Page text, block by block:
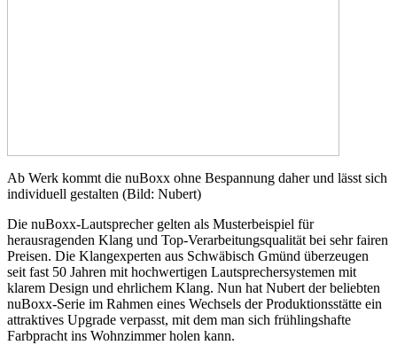
Ab Werk kommt die nuBoxx ohne Bespannung daher und lässt sich
individuell gestalten (Bild: Nubert)
Die nuBoxx-Lautsprecher gelten als Musterbeispiel für
herausragenden Klang und Top-Verarbeitungsqualität bei sehr fairen
Preisen. Die Klangexperten aus Schwäbisch Gmünd überzeugen
seit fast 50 Jahren mit hochwertigen Lautsprechersystemen mit
klarem Design und ehrlichem Klang. Nun hat Nubert der beliebten
nuBoxx-Serie im Rahmen eines Wechsels der Produktionsstätte ein
attraktives Upgrade verpasst, mit dem man sich frühlingshafte
Farbpracht ins Wohnzimmer holen kann.